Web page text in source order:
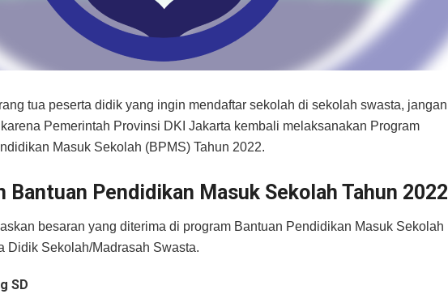
tua peserta didik yang ingin mendaftar sekolah di sekolah swasta, jangan
Pemerintah Provinsi DKI Jakarta kembali melaksanakan Program
Masuk Sekolah (BPMS) Tahun 2022.
Bantuan Pendidikan Masuk Sekolah Tahun 2022
besaran yang diterima di program Bantuan Pendidikan Masuk Sekolah
Didik Sekolah/Madrasah Swasta.
SD